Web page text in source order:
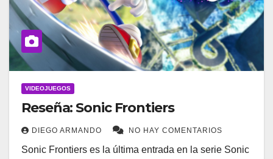
VIDEOJUEGOS
Reseña: Sonic Frontiers
DIEGO ARMANDO NO HAY COMENTARIOS
Sonic Frontiers es la última entrada en la serie Sonic